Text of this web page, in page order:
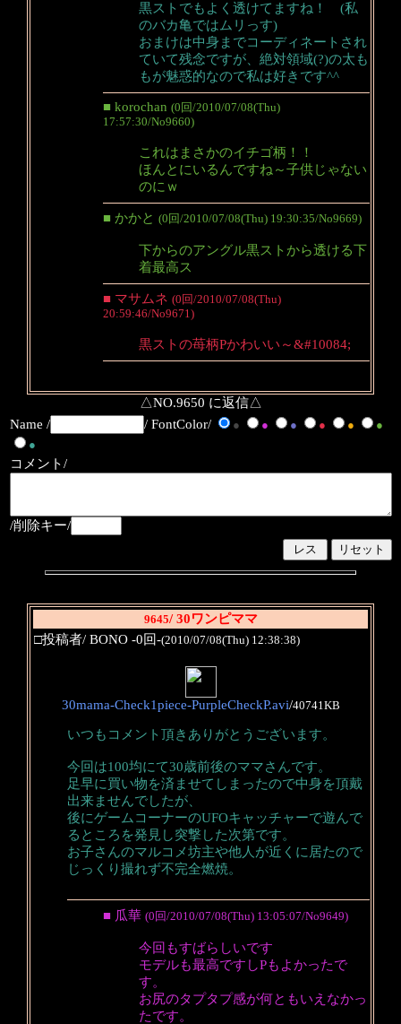
黒ストでもよく透けてますね！ (私
のバカ亀ではムリっす)
おまけは中身までコーディネートされ
ていて残念ですが、絶対領域(?)の太も
もが魅惑的なので私は好きです^^
■ korochan (0回/2010/07/08(Thu)
17:57:30/No9660)
これはまさかのイチゴ柄！！
ほんとにいるんですね～子供じゃない
のにｗ
■ かかと (0回/2010/07/08(Thu) 19:30:35/No9669)
下からのアングル黒ストから透ける下
着最高ス
■ マサムネ (0回/2010/07/08(Thu)
20:59:46/No9671)
黒ストの苺柄Pかわいい～&#10084;
△NO.9650 に返信△
Name /
/ FontColor/ ● ● ● ● ●
●
●
コメント/
/削除キー/
9645/ 30ワンピママ
□投稿者/ BONO -0回-(2010/07/08(Thu) 12:38:38)
30mama-Check1piece-PurpleCheckP.avi/40741KB
いつもコメント頂きありがとうございます。
今回は100均にて30歳前後のママさんです。
足早に買い物を済ませてしまったので中身を頂戴
出来ませんでしたが、
後にゲームコーナーのUFOキャッチャーで遊んで
るところを発見し突撃した次第です。
お子さんのマルコメ坊主や他人が近くに居たので
じっくり撮れず不完全燃焼。
■ 瓜華 (0回/2010/07/08(Thu) 13:05:07/No9649)
今回もすばらしいです
モデルも最高ですしPもよかったで
す。
お尻のタプタプ感が何ともいえなかっ
たです。